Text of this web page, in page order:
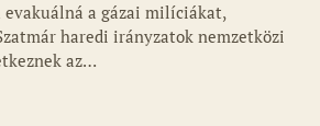
evakuálná a gázai milíciákat,
haredi irányzatok nemzetközi
az…